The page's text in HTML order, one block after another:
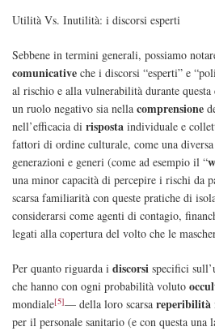
Utilità Vs. Inutilità: i discorsi esperti
Sebbene in termini generali, possiamo
comunicative che i discorsi “esperti” e “
al rischio e alla vulnerabilità durante questa
un ruolo negativo sia nella comprensione
nell’efficacia di risposta individuale e
fattori di ordine culturale, come una
generazioni e generi (come ad esempio il “
una minor capacità di percepire i rischi da
scarsa familiarità con queste pratiche di
considerarsi come agenti di contagio,
legati alla copertura del volto che le
Per quanto riguarda i discorsi specifici
che hanno con ogni probabilità voluto
mondiale[5]— della loro scarsa reperibilità
per il personale sanitario (e con questa una